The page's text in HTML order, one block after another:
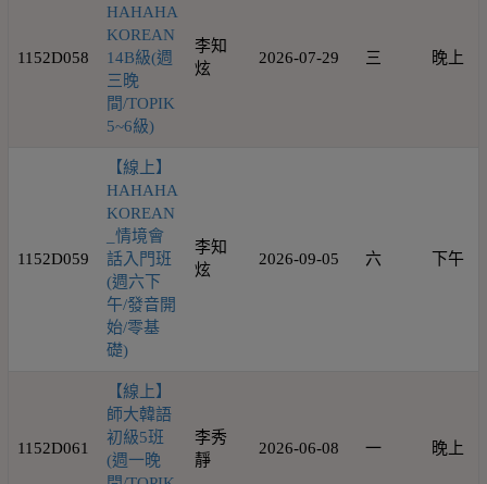
1152D058
HAHAHA
KOREAN
14B級(週
三晚
間/TOPIK
5~6級)
李知
炫
2026-07-29 三 晚上
1152D059
【線上】
HAHAHA
KOREAN
_情境會
話入門班
(週六下
午/發音開
始/零基
礎)
李知
炫
2026-09-05 六 下午
1152D061
【線上】
師大韓語
初級5班
(週一晚
李秀
靜
2026-06-08 一 晚上